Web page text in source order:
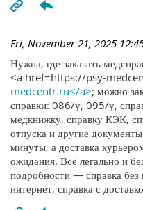
Fri, November 21, 2025
Нужна, где заказать
<a href=https://psy-
medcentr.ru</a>; можно
справки: 086/у, 095/у,
медкнижку, справку КЭК,
отпуска и другие
минуты, а доставка
ожидания. Всё легально и
подробности — справка без
интернет, справка с